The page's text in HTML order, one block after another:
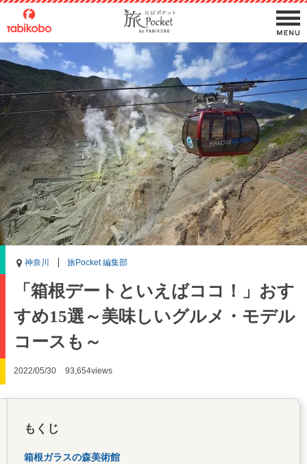
神奈川 旅Pocket 編集部
「箱根デートといえばココ！」おす
すめ15選～美味しいグルメ・モデル
コースも～
2022/05/30 93,654views
もくじ
箱根ガラスの森美術館